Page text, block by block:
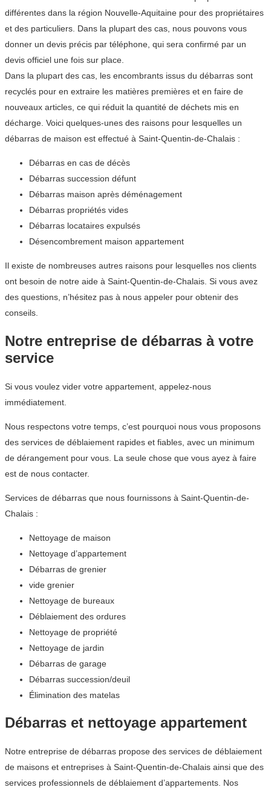
différentes dans la région Nouvelle-Aquitaine pour des propriétaires
et des particuliers. Dans la plupart des cas, nous pouvons vous
donner un devis précis par téléphone, qui sera confirmé par un
devis officiel une fois sur place.
Dans la plupart des cas, les encombrants issus du débarras sont
recyclés pour en extraire les matières premières et en faire de
nouveaux articles, ce qui réduit la quantité de déchets mis en
décharge. Voici quelques-unes des raisons pour lesquelles un
débarras de maison est effectué à Saint-Quentin-de-Chalais :
Débarras en cas de décès
Débarras succession défunt
Débarras maison après déménagement
Débarras propriétés vides
Débarras locataires expulsés
Désencombrement maison appartement
Il existe de nombreuses autres raisons pour lesquelles nos clients
ont besoin de notre aide à Saint-Quentin-de-Chalais. Si vous avez
des questions, n’hésitez pas à nous appeler pour obtenir des
conseils.
Notre entreprise de débarras à votre
service
Si vous voulez vider votre appartement, appelez-nous
immédiatement.
Nous respectons votre temps, c’est pourquoi nous vous proposons
des services de déblaiement rapides et fiables, avec un minimum
de dérangement pour vous. La seule chose que vous ayez à faire
est de nous contacter.
Services de débarras que nous fournissons à Saint-Quentin-de-
Chalais :
Nettoyage de maison
Nettoyage d’appartement
Débarras de grenier
vide grenier
Nettoyage de bureaux
Déblaiement des ordures
Nettoyage de propriété
Nettoyage de jardin
Débarras de garage
Débarras succession/deuil
Élimination des matelas
Débarras et nettoyage appartement
Notre entreprise de débarras propose des services de déblaiement
de maisons et entreprises à Saint-Quentin-de-Chalais ainsi que des
services professionnels de déblaiement d’appartements. Nos